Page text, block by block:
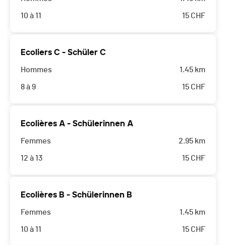
10 à 11 15 CHF
Ecoliers C - Schüler C
Hommes
8 à 9
1.45 km
15 CHF
Ecolières A - Schülerinnen A
Femmes
12 à 13
2.95 km
15 CHF
Ecolières B - Schülerinnen B
Femmes
10 à 11
1.45 km
15 CHF